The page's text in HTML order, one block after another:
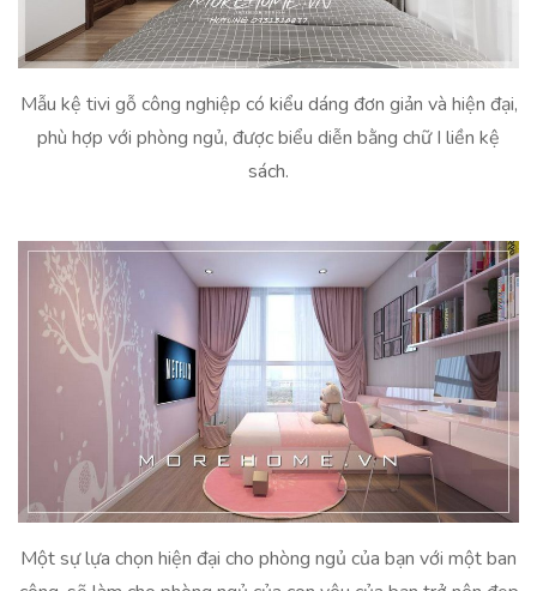
Mẫu kệ tivi gỗ công nghiệp có kiểu dáng đơn giản và hiện đại,
phù hợp với phòng ngủ, được biểu diễn bằng chữ I liền kệ
sách.
Một sự lựa chọn hiện đại cho phòng ngủ của bạn với một ban